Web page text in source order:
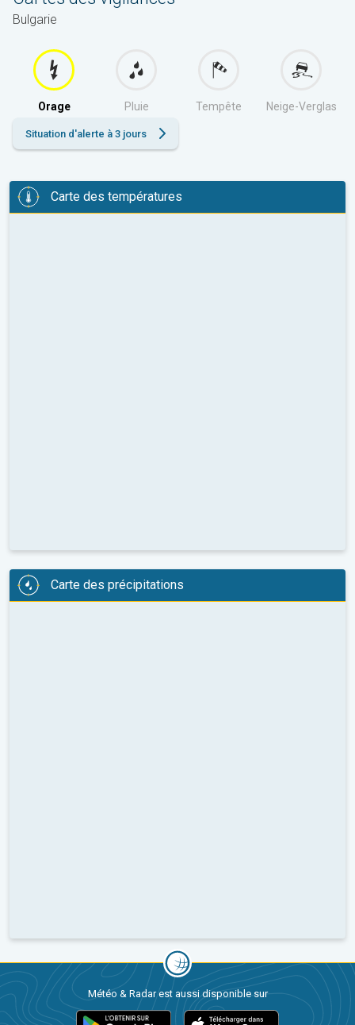
Bulgarie
Orage Pluie Tempête Neige-Verglas
Situation d'alerte à 3 jours
Carte des températures
Carte des précipitations
Météo & Radar est aussi disponible sur